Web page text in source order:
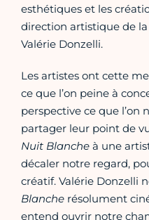
esthétiques et les
direction artistique de
Valérie Donzelli.
Les artistes ont cette
ce que l’on peine à
perspective ce que l’on
partager leur point de
Nuit Blanche à une
décaler notre regard,
créatif. Valérie Donzelli
Blanche résolument
entend ouvrir notre